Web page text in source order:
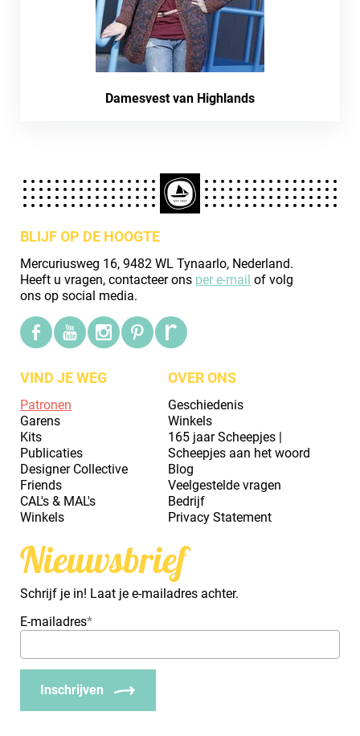
Damesvest van Highlands
BLIJF OP DE HOOGTE
Mercuriusweg 16, 9482 WL Tynaarlo, Nederland.
Heeft u vragen, contacteer ons per e-mail of volg
ons op social media.
VIND JE WEG
Patronen
Garens
Kits
Publicaties
Designer Collective
Friends
CAL's & MAL's
Winkels
OVER ONS
Geschiedenis
Winkels
165 jaar Scheepjes |
Scheepjes aan het woord
Blog
Veelgestelde vragen
Bedrijf
Privacy Statement
Nieuwsbrief
Schrijf je in! Laat je e-mailadres achter.
E-mailadres*
Inschrijven